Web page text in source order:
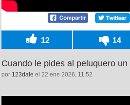
12 14
Cuando le pides al peluquero
por 123dale el 22 ene 2026, 11:52